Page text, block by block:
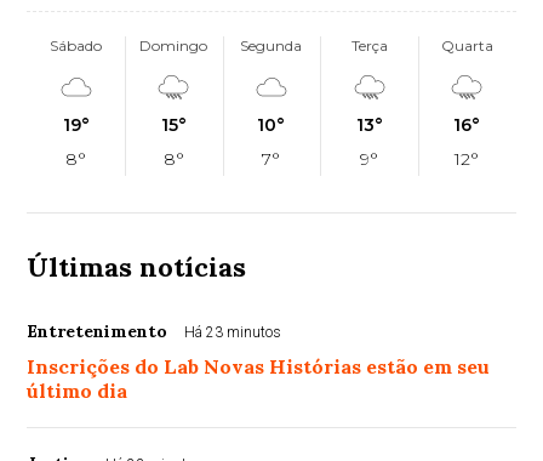
Sábado
19°
8°
Domingo
15°
8°
Segunda
10°
7°
Terça
13°
9°
Quarta
16°
12°
Últimas notícias
Entretenimento Há 23 minutos
Inscrições do Lab Novas Histórias estão em seu
último dia